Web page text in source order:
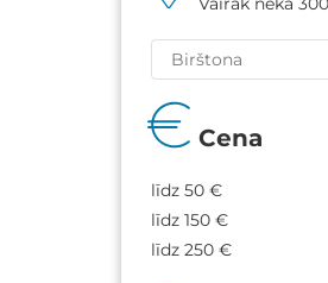
Cena
līdz 50 €
līdz 150 €
līdz 250 €